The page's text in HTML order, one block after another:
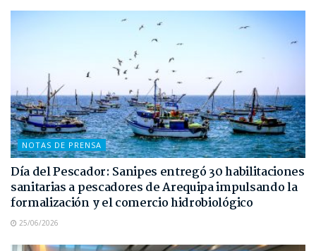
NOTAS DE PRENSA
Día del Pescador: Sanipes entregó 30 habilitaciones
sanitarias a pescadores de Arequipa impulsando la
formalización y el comercio hidrobiológico
25/06/2026